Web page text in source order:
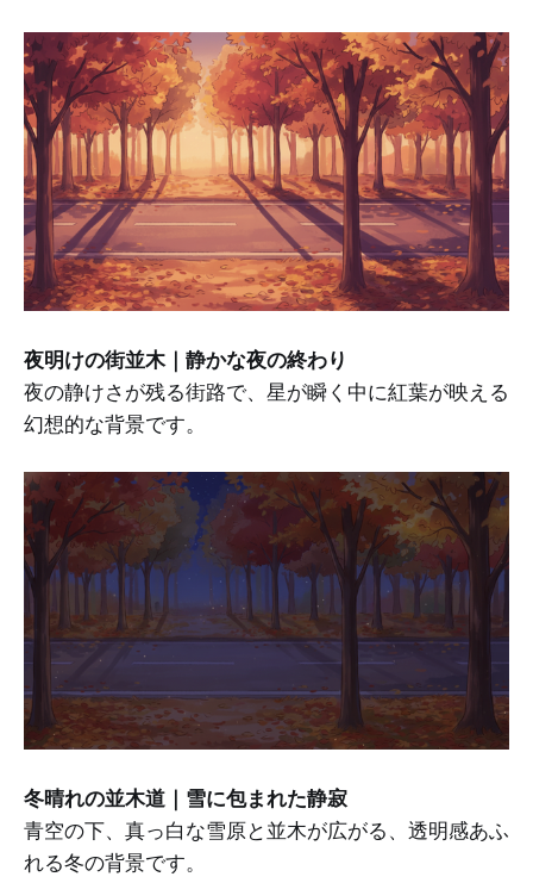
夜明けの街並木｜静かな夜の終わり
夜の静けさが残る街路で、星が瞬く中に紅葉が映える
幻想的な背景です。
冬晴れの並木道｜雪に包まれた静寂
青空の下、真っ白な雪原と並木が広がる、透明感あふ
れる冬の背景です。